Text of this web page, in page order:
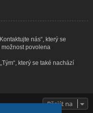
nás“, který se
povolena
který se také nachází
Přejít na